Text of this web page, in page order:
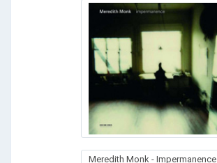
Meredith Monk - Impermanence